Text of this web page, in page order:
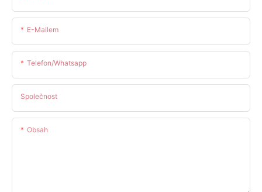
E-Mailem
Telefon/whatsapp
Společnost
Obsah